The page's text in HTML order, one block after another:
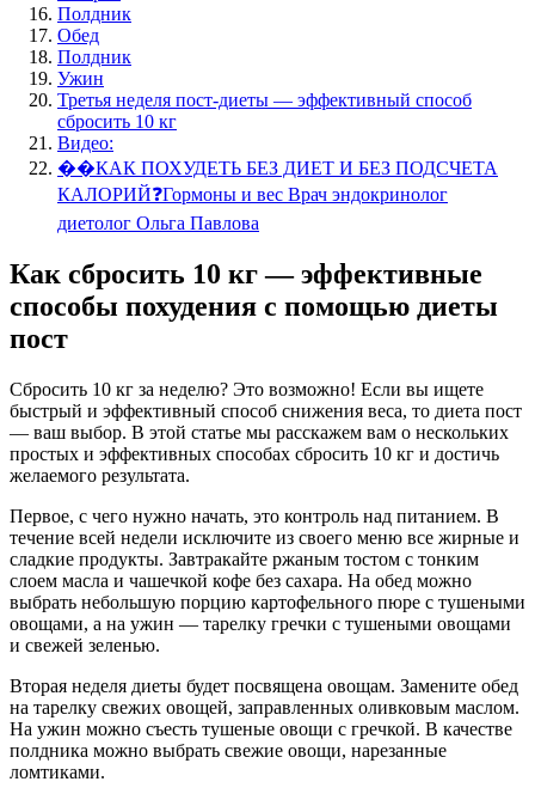
Полдник
Обед
Полдник
Ужин
Третья неделя пост-диеты — эффективный способ
сбросить 10 кг
Видео:
��КАК ПОХУДЕТЬ БЕЗ ДИЕТ И БЕЗ ПОДСЧЕТА
КАЛОРИЙ❓Гормоны и вес Врач эндокринолог
диетолог Ольга Павлова
Как сбросить 10 кг — эффективные
способы похудения с помощью диеты
пост
Сбросить 10 кг за неделю? Это возможно! Если вы ищете
быстрый и эффективный способ снижения веса, то диета пост
— ваш выбор. В этой статье мы расскажем вам о нескольких
простых и эффективных способах сбросить 10 кг и достичь
желаемого результата.
Первое, с чего нужно начать, это контроль над питанием. В
течение всей недели исключите из своего меню все жирные и
сладкие продукты. Завтракайте ржаным тостом с тонким
слоем масла и чашечкой кофе без сахара. На обед можно
выбрать небольшую порцию картофельного пюре с тушеными
овощами, а на ужин — тарелку гречки с тушеными овощами
и свежей зеленью.
Вторая неделя диеты будет посвящена овощам. Замените обед
на тарелку свежих овощей, заправленных оливковым маслом.
На ужин можно съесть тушеные овощи с гречкой. В качестве
полдника можно выбрать свежие овощи, нарезанные
ломтиками.